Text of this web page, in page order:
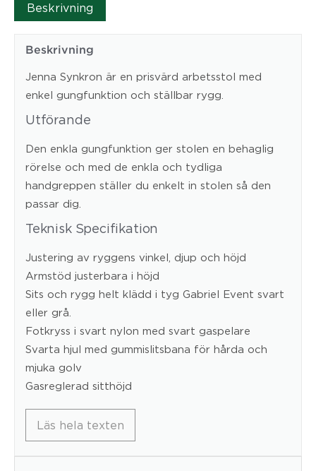
Beskrivning
Beskrivning
Jenna Synkron är en prisvärd arbetsstol med
enkel gungfunktion och ställbar rygg.
Utförande
Den enkla gungfunktion ger stolen en behaglig
rörelse och med de enkla och tydliga
handgreppen ställer du enkelt in stolen så den
passar dig.
Teknisk Specifikation
Justering av ryggens vinkel, djup och höjd
Armstöd justerbara i höjd
Sits och rygg helt klädd i tyg Gabriel Event svart
eller grå.
Fotkryss i svart nylon med svart gaspelare
Svarta hjul med gummislitsbana för hårda och
mjuka golv
Gasreglerad sitthöjd
Läs hela texten